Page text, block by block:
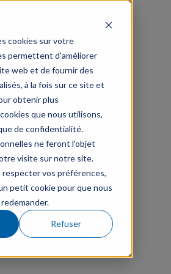
cookies sur votre
permettent d'améliorer
web et de fournir des
à la fois sur ce site et
obtenir plus
que nous utilisons,
de confidentialité.
ne feront l'objet
visite sur notre site.
vos préférences,
petit cookie pour que nous
Refuser